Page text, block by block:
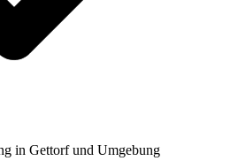
in Gettorf und Umgebung